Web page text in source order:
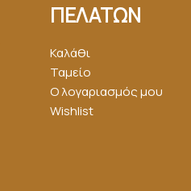
ΠΕΛΑΤΩΝ
Καλάθι
Ταμείο
Ο λογαριασμός μου
Wishlist